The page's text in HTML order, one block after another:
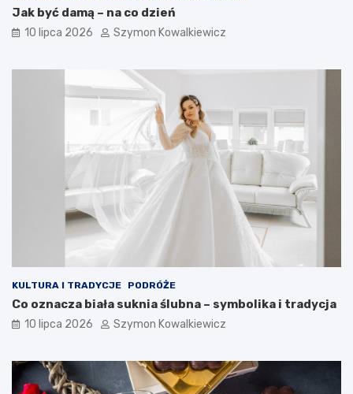
Jak być damą – na co dzień
10 lipca 2026 Szymon Kowalkiewicz
KULTURA I TRADYCJE PODRÓŻE
Co oznacza biała suknia ślubna – symbolika i tradycja
10 lipca 2026 Szymon Kowalkiewicz